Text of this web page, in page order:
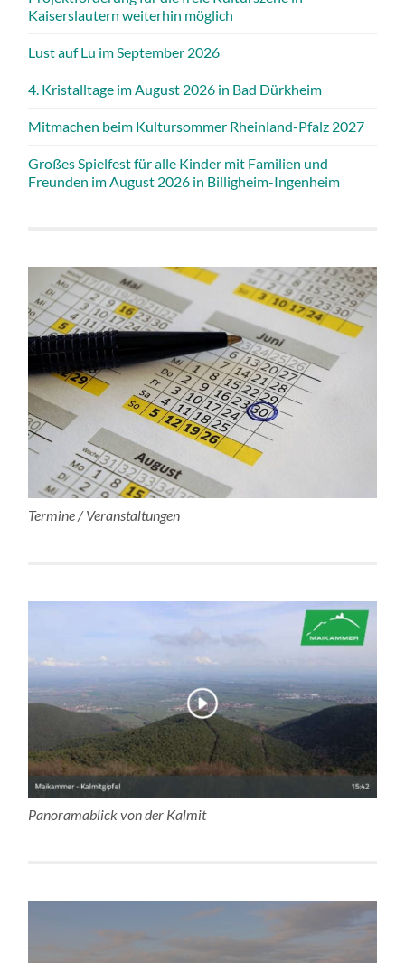
Kaiserslautern weiterhin möglich
Lust auf Lu im September 2026
4. Kristalltage im August 2026 in Bad Dürkheim
Mitmachen beim Kultursommer Rheinland-Pfalz 2027
Großes Spielfest für alle Kinder mit Familien und
Freunden im August 2026 in Billigheim-Ingenheim
Termine / Veranstaltungen
Panoramablick von der Kalmit